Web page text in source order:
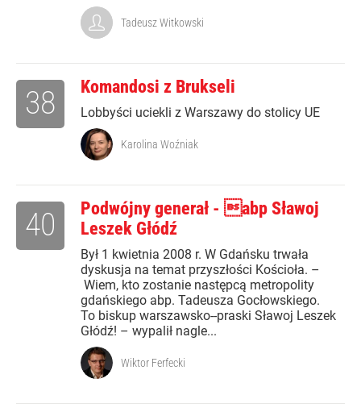
Tadeusz Witkowski
Komandosi z Brukseli
Lobbyści uciekli z Warszawy do stolicy UE
38
Karolina Woźniak
Podwójny generał - abp Sławoj
Leszek Głódź
Był 1 kwietnia 2008 r. W Gdańsku trwała
dyskusja na temat przyszłości Kościoła. –
Wiem, kto zostanie następcą metropolity
gdańskiego abp. Tadeusza Gocłowskiego.
To biskup warszawsko--praski Sławoj Leszek
Głódź! – wypalił nagle...
40
Wiktor Ferfecki